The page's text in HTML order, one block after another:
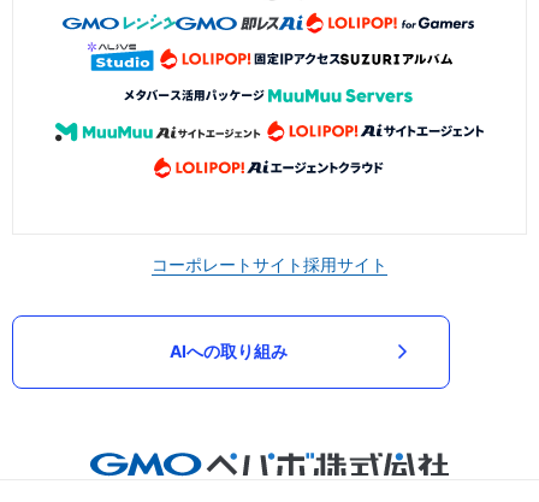
コーポレートサイト採用サイト
AIへの取り組み